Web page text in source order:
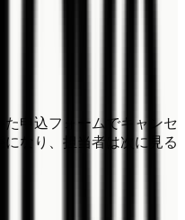
申込フォームでキャンセ
なり、担当者は次に見る